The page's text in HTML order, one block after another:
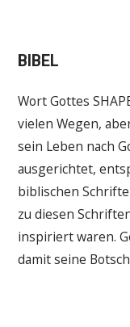
BIBEL
Wort Gottes
vielen Wegen,
sein Leben nach
ausgerichtet,
biblischen
zu diesen
inspiriert waren.
damit seine